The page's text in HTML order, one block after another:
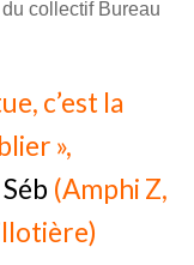
collectif Bureau
c’est la
»,
Séb (Amphi Z,